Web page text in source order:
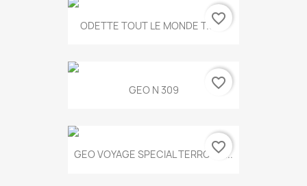
ODETTE TOUT LE MONDE T.546
favorite_border
GEO N 309 favorite_border
GEO VOYAGE SPECIAL TERROIRS...
favorite_border